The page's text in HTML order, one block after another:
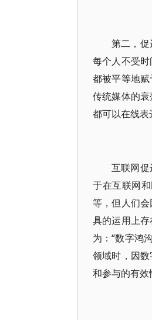
第二，
每个人不受
都被平等地
传统媒体的
都可以在线表
互联网
于在互联网
等，但人们
具的运用上
为：“数字鸿
领域时，因
和参与的有效